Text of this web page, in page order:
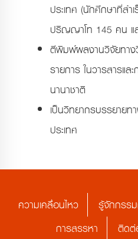
ประเทศ (นักศึกษาที่ส
ปริญญาโท 145 คน
ตีพิมพ์ผลงานวิจัยทาง
รายการ ในวารสารแล
นานาชาติ
เป็นวิทยากรบรรยายท
ประเทศ
ความเคลื่อนไหว รู้จักกรร
การสรรหา
ติดต่